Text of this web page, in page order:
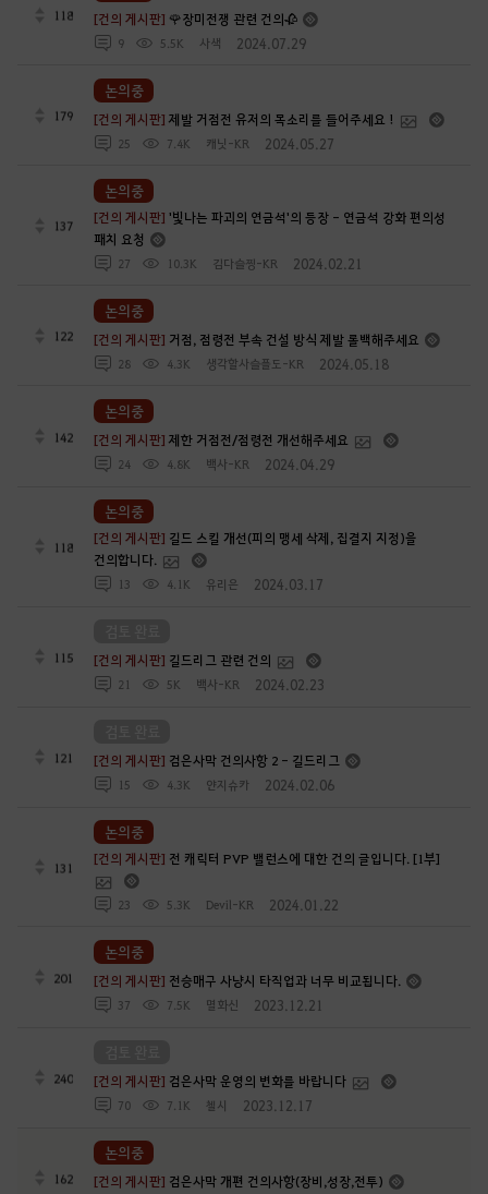
118 [건의 게시판] 🌹장미전쟁 관련 건의🥀
9 5.5K 사색 2024.07.29
179 [건의 게시판]제발 거점전 유저의 목소리를 들어주세요 !
25 7.4K 캐닛-KR 2024.05.27
논의중
137
[건의 게시판]'빛나는 파괴의 연금석'의 등장 - 연금석 강화 편의성
패치 요청
27 10.3K 김다슬찡-KR 2024.02.21
논의중
122 [건의 게시판] 거점, 점령전 부속 건설 방식 제발 롤백해주세요
28 4.3K 생각할사슬플도-KR 2024.05.18
논의중
142 [건의 게시판]제한 거점전/점령전 개선해주세요
24 4.8K 백사-KR 2024.04.29
논의중
118
[건의 게시판] 길드 스킬 개선(피의 맹세 삭제, 집결지 지정)을
건의합니다.
13 4.1K 유리은 2024.03.17
논의중
115 [건의 게시판] 길드리그 관련 건의
21 5K 백사-KR 2024.02.23
121 [건의 게시판] 검은사막 건의사항 2 - 길드리그
15 4.3K 얀지슈카 2024.02.06
131
[건의 게시판] 전 캐릭터 PVP 밸런스에 대한 건의 글입니다. [1부]
23 5.3K Devil-KR 2024.01.22
논의중
201 [건의 게시판] 전승매구 사냥시 타직업과 너무 비교됩니다.
37 7.5K 멸화신 2023.12.21
논의중
240 [건의 게시판] 검은사막 운영의 변화를 바랍니다
70 7.1K 첼시 2023.12.17
162 [건의 게시판] 검은사막 개편 건의사항(장비,성장,전투)
논의중